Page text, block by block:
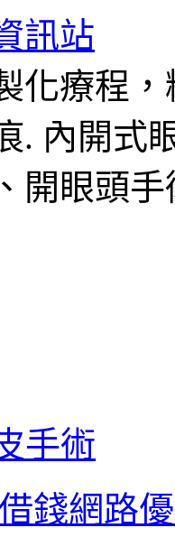
訊站
化療程
. 內開式
開眼頭
手術
錢網路